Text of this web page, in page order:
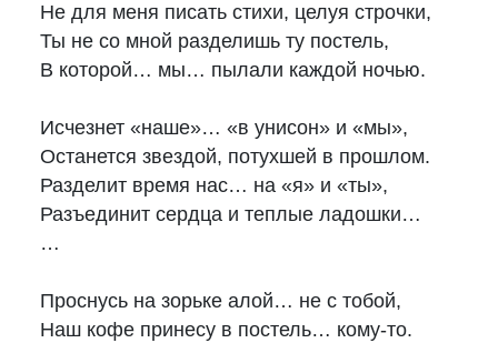
Не для меня писать стихи, целуя строчки,
Ты не со мной разделишь ту постель,
В которой… мы… пылали каждой ночью.
Исчезнет «наше»… «в унисон» и «мы»,
Останется звездой, потухшей в прошлом.
Разделит время нас… на «я» и «ты»,
Разъединит сердца и теплые ладошки…
…
Проснусь на зорьке алой… не с тобой,
Наш кофе принесу в постель… кому-то.